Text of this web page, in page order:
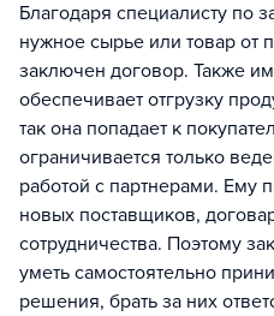
Благодаря специалисту по
нужное сырье или товар от
заключен договор. Также
обеспечивает отгрузку
так она попадает к
ограничивается только
работой с партнерами. Ему
новых поставщиков,
сотрудничества. Поэтому
уметь самостоятельно
решения, брать за них